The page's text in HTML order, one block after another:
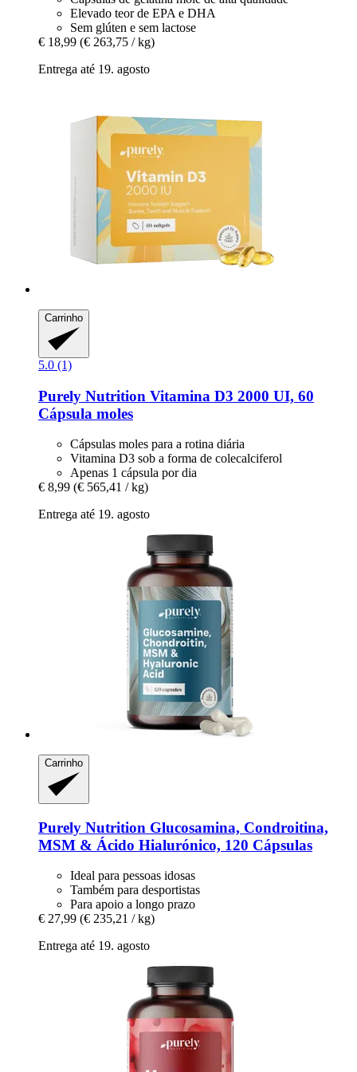
Elevado teor de EPA e DHA
Sem glúten e sem lactose
€ 18,99 (€ 263,75 / kg)
Entrega até 19. agosto
Carrinho
5.0 (1)
Purely Nutrition Vitamina D3 2000 UI, 60
Cápsula moles
Cápsulas moles para a rotina diária
Vitamina D3 sob a forma de colecalciferol
Apenas 1 cápsula por dia
€ 8,99 (€ 565,41 / kg)
Entrega até 19. agosto
Carrinho
Purely Nutrition Glucosamina, Condroitina,
MSM & Ácido Hialurónico, 120 Cápsulas
Ideal para pessoas idosas
Também para desportistas
Para apoio a longo prazo
€ 27,99 (€ 235,21 / kg)
Entrega até 19. agosto